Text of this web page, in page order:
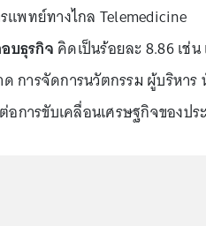
แพทย์ทางไกล Telemedicine
บธุรกิจคิดเป็นร้อยละ 8.86 เช่
การจัดการนวัตกรรม ผู้บริหาร
การขับเคลื่อนเศรษฐกิจของปร